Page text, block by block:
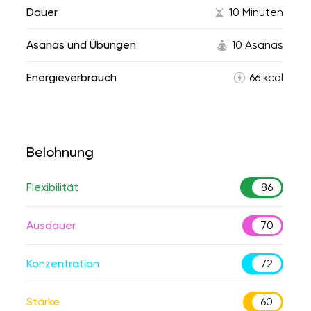
Dauer 10 Minuten
Asanas und Übungen 10 Asanas
Energieverbrauch 66 kcal
Belohnung
Flexibilität 86
Ausdauer 70
Konzentration 72
Stärke 60